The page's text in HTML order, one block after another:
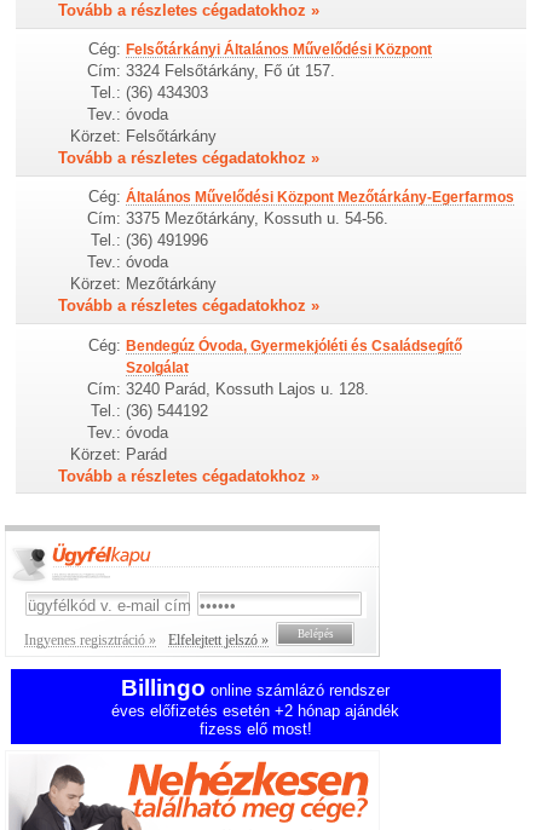
Tovább a részletes cégadatokhoz »
Cég: Felsőtárkányi Általános Művelődési Központ
Cím: 3324 Felsőtárkány, Fő út 157.
Tel.: (36) 434303
Tev.: óvoda
Körzet: Felsőtárkány
Tovább a részletes cégadatokhoz »
Cég: Általános Művelődési Központ Mezőtárkány-Egerfarmos
Cím: 3375 Mezőtárkány, Kossuth u. 54-56.
Tel.: (36) 491996
Tev.: óvoda
Körzet: Mezőtárkány
Tovább a részletes cégadatokhoz »
Cég: Bendegúz Óvoda, Gyermekjóléti és Családsegítő
Szolgálat
Cím: 3240 Parád, Kossuth Lajos u. 128.
Tel.: (36) 544192
Tev.: óvoda
Körzet: Parád
Tovább a részletes cégadatokhoz »
Ingyenes regisztráció » Elfelejtett jelszó »
Billingo online számlázó rendszer
éves előfizetés esetén +2 hónap ajándék
fizess elő most!